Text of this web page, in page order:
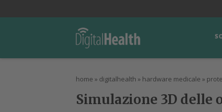
home » digitalhealth » hardware medicale »
Simulazione 3D delle